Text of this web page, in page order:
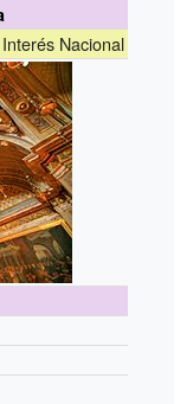
Nacional